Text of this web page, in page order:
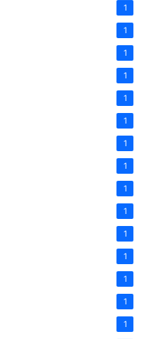
1
1
1
1
1
1
1
1
1
1
1
1
1
1
1